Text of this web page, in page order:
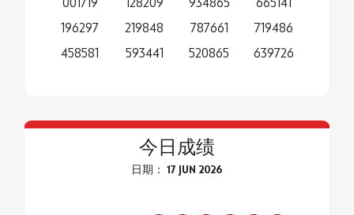
196297
458581
219848
593441
787661
520865
719486
639726
今日成绩
日期： 17 JUN 2026